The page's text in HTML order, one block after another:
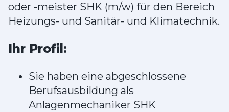
oder -meister SHK (m/w) für den Bereich
Heizungs- und Sanitär- und Klimatechnik.
Ihr Profil:
Sie haben eine abgeschlossene
Berufsausbildung als
Anlagenmechaniker SHK